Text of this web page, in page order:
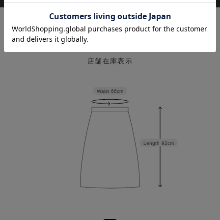
店舗在庫表示
Length 92cm
Waist 66cm